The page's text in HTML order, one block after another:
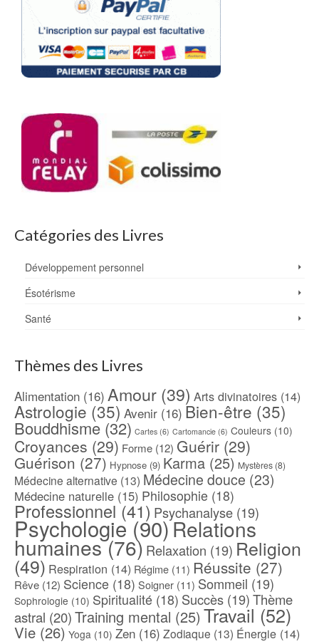
Catégories des Livres
Développement personnel
Ésotérisme
Santé
Thèmes des Livres
Alimentation (16) Amour (39) Arts divinatoires (14)
Astrologie (35) Avenir (16) Bien-être (35)
Bouddhisme (32) Cartes (6) Cartomancie (6) Couleurs (10)
Croyances (29) Forme (12) Guérir (29)
Guérison (27) Hypnose (9) Karma (25) Mystères (8)
Médecine alternative (13) Médecine douce (23)
Médecine naturelle (15) Philosophie (18)
Professionnel(41) Psychanalyse (19)
Psychologie(90) Relations
humaines(76) Relaxation (19) Religion
(49) Respiration (14) Régime (11) Réussite (27)
Rêve (12) Science (18) Soigner (11) Sommeil (19)
Sophrologie (10) Spiritualité (18) Succès (19)Thème
astral (20)Training mental (25) Travail (52)
Vie (26) Yoga (10) Zen (16) Zodiaque (13) Énergie (14)